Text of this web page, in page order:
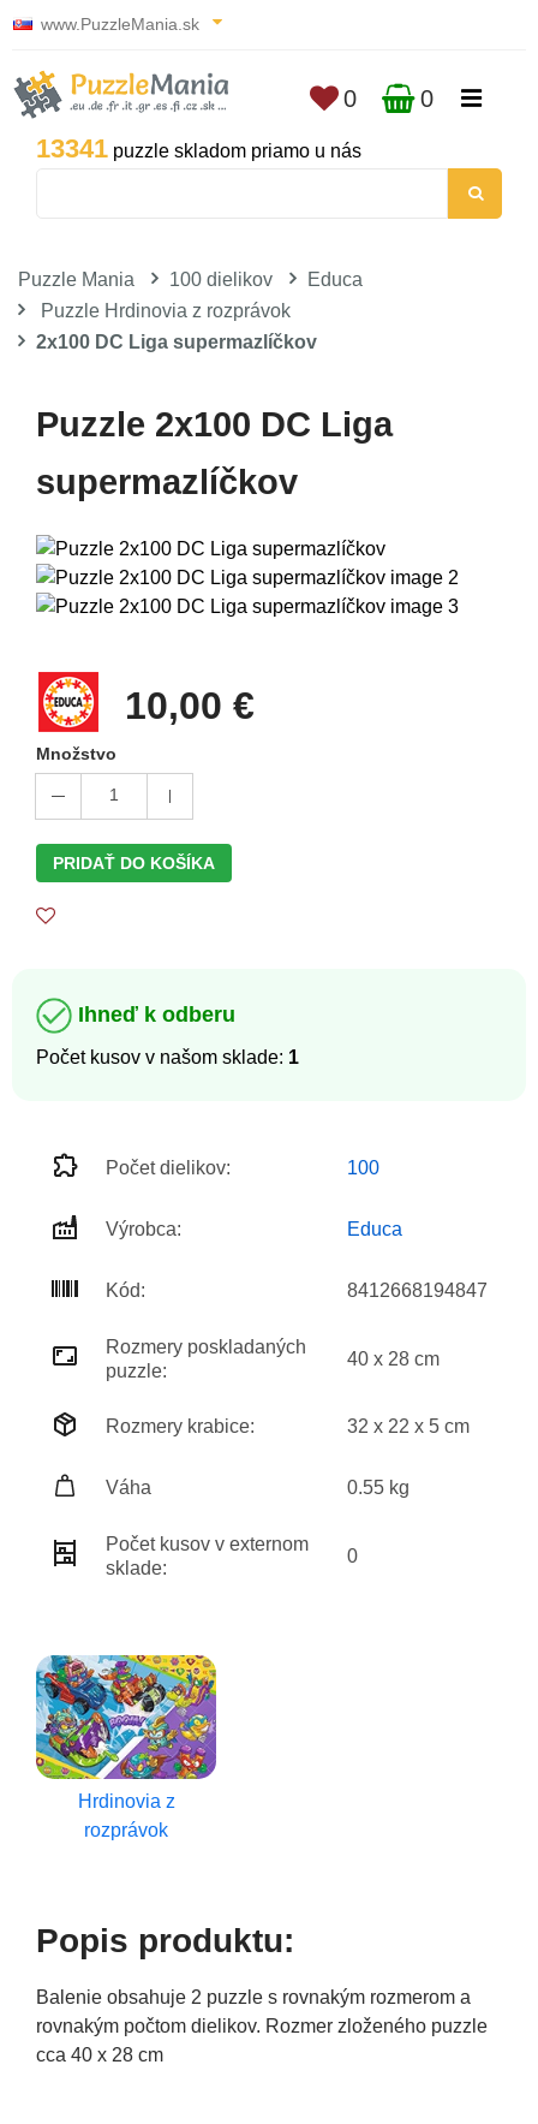
www.PuzzleMania.sk
13341 puzzle skladom priamo u nás
0 0
Puzzle Mania 100 dielikov
Educa
Puzzle Hrdinovia z rozprávok
2x100 DC Liga supermazlíčkov
Puzzle 2x100 DC Liga
supermazlíčkov
10,00 €
Množstvo
1
PRIDAŤ DO KOŠÍKA
Ihneď k odberu
Počet kusov v našom sklade: 1
Počet dielikov: 100
Výrobca: Educa
Kód: 8412668194847
Rozmery poskladaných
puzzle:
40 x 28 cm
Rozmery krabice: 32 x 22 x 5 cm
Váha 0.55 kg
Počet kusov v externom
sklade:
0
Hrdinovia z
rozprávok
Popis produktu:
Balenie obsahuje 2 puzzle s rovnakým rozmerom a
rovnakým počtom dielikov. Rozmer zloženého puzzle
cca 40 x 28 cm